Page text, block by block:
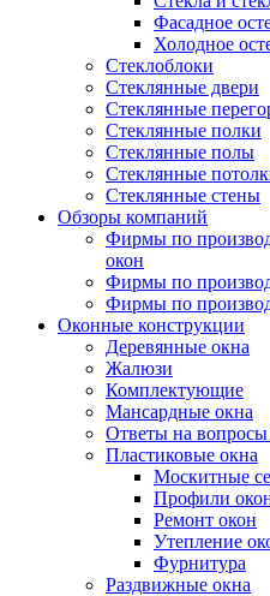
Фасадное
Холодное
Стеклоблоки
Стеклянные двери
Стеклянные
Стеклянные полки
Стеклянные полы
Стеклянные
Стеклянные стены
Обзоры компаний
Фирмы по
окон
Фирмы по
Фирмы по
Оконные конструкции
Деревянные окна
Жалюзи
Комплектующие
Мансардные окна
Ответы на вопросы
Пластиковые окна
Москитные
Профили
Ремонт окон
Утепление
Фурнитура
Раздвижные окна